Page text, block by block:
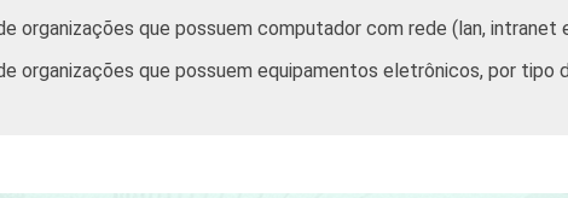
organizações que possuem computador com rede (lan, intranet
organizações que possuem equipamentos eletrônicos, por tipo